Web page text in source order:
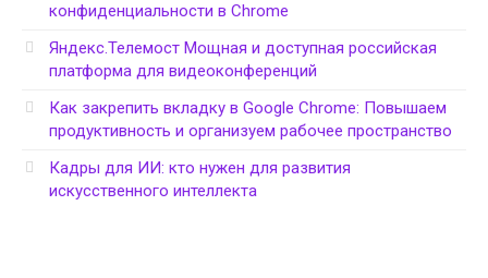
конфиденциальности в Chrome
Яндекс.Телемост Мощная и доступная российская
платформа для видеоконференций
Как закрепить вкладку в Google Chrome: Повышаем
продуктивность и организуем рабочее пространство
Кадры для ИИ: кто нужен для развития
искусственного интеллекта